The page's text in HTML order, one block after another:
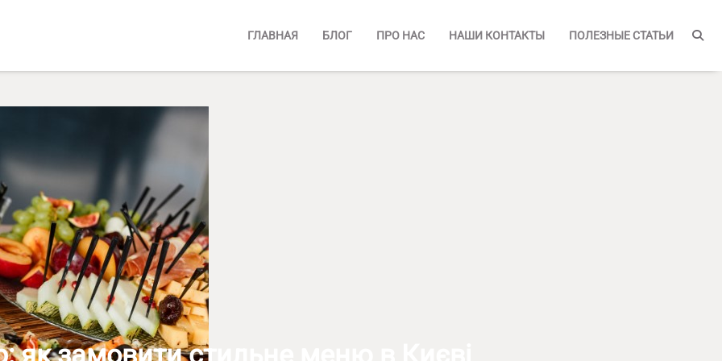
ГЛАВНАЯ БЛОГ ПРО НАС НАШИ КОНТАКТЫ ПОЛЕЗНЫЕ СТАТЬИ